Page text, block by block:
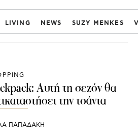
LIVING NEWS SUZY MENKES
Αυτή τη σεζόν θα
την τσάντα
ΠΑΠΑΔΆΚΗ